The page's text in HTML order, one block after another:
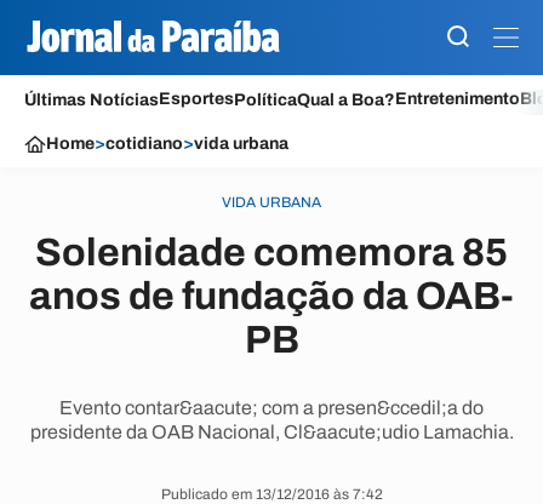
Últimas NotíciasEsportesPolíticaQual a Boa?Entretenimento
Home>cotidiano>vida urbana
VIDA URBANA
Solenidade comemora 85
anos de fundação da OAB-
PB
Evento contar&aacute; com a presen&ccedil;a do
presidente da OAB Nacional, Cl&aacute;udio Lamachia.
Publicado em 13/12/2016 às 7:42